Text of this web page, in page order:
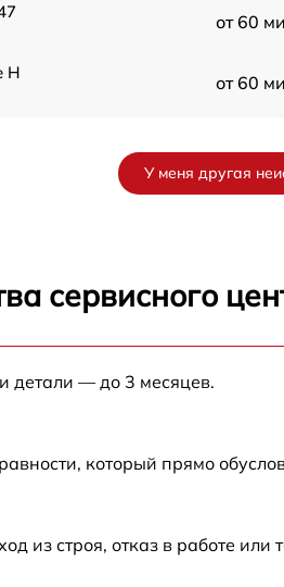
от 60
H
от 60
У меня другая
сервисного
детали — до 3 месяцев.
который прямо
из строя, отказ в работе